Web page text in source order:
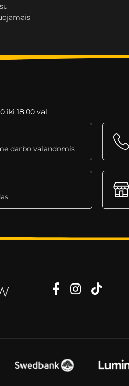
iki 18:00 val.
darbo valandomis